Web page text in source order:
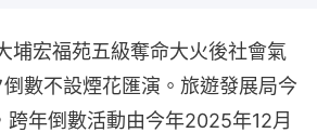
埔宏福苑五級奪命大火後社會氣
數不設煙花匯演。旅遊發展局今
跨年倒數活動由今年2025年12月